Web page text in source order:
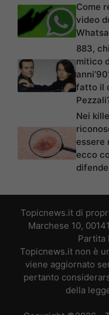
Come
video
883,
mitico
fatto il
Nei
essere
ecco
Topicnews.it di
Marchese 10,
Partita
Topicnews.it non è
viene aggiornato
pertanto
della